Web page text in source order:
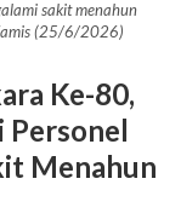
sakit menahun
(25/6/2026)
Ke-80,
Personel
Menahun